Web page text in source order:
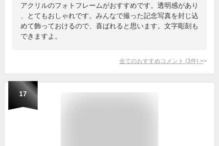
アクリルのフォトフレームがおすすめです。透明感があり
、とてもおしゃれです。みんなで撮った記念写真を封じ込
めて飾っておけるので、喜ばれると思います。文字彫刻も
できますよ。
全てのおすすめコメント (3件) >
17